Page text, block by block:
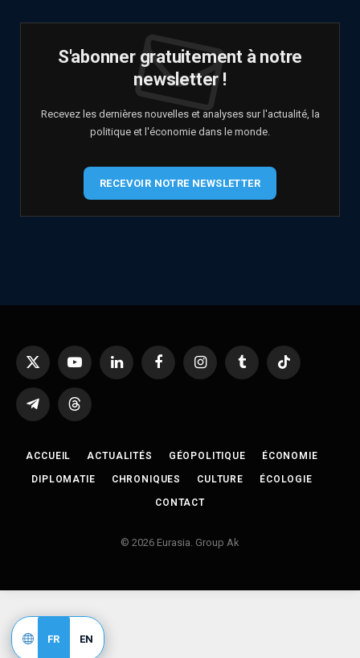
S'abonner gratuitement à notre
newsletter !
Recevez les dernières nouvelles et analyses sur l'actualité, la
politique et l'économie dans le monde.
RECEVOIR NOTRE NEWSLETTER
X
YouTubeLinkedIn FacebookInstagramTumblr TikTok
TelegramThreads
ACCUEIL ACTUALITÉS GÉOPOLITIQUE ÉCONOMIE
DIPLOMATIE CHRONIQUES CULTURE ÉCOLOGIE
CONTACT
© 2026 Eurasia. Group Ak
FR EN